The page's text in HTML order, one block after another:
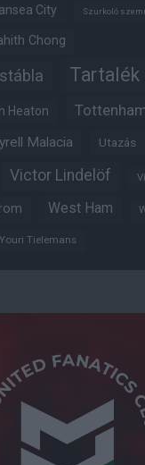
City Szurkoló
Chong
Tartalék
Heaton
Malacia Utazás
Victor Lindelöf
West Ham
Youri Tielemans